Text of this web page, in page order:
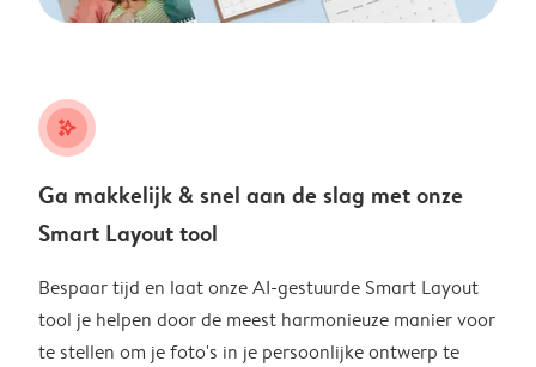
stars_plus
Ga makkelijk & snel aan de slag met onze
Smart Layout tool
Bespaar tijd en laat onze AI-gestuurde Smart Layout
tool je helpen door de meest harmonieuze manier voor
te stellen om je foto's in je persoonlijke ontwerp te